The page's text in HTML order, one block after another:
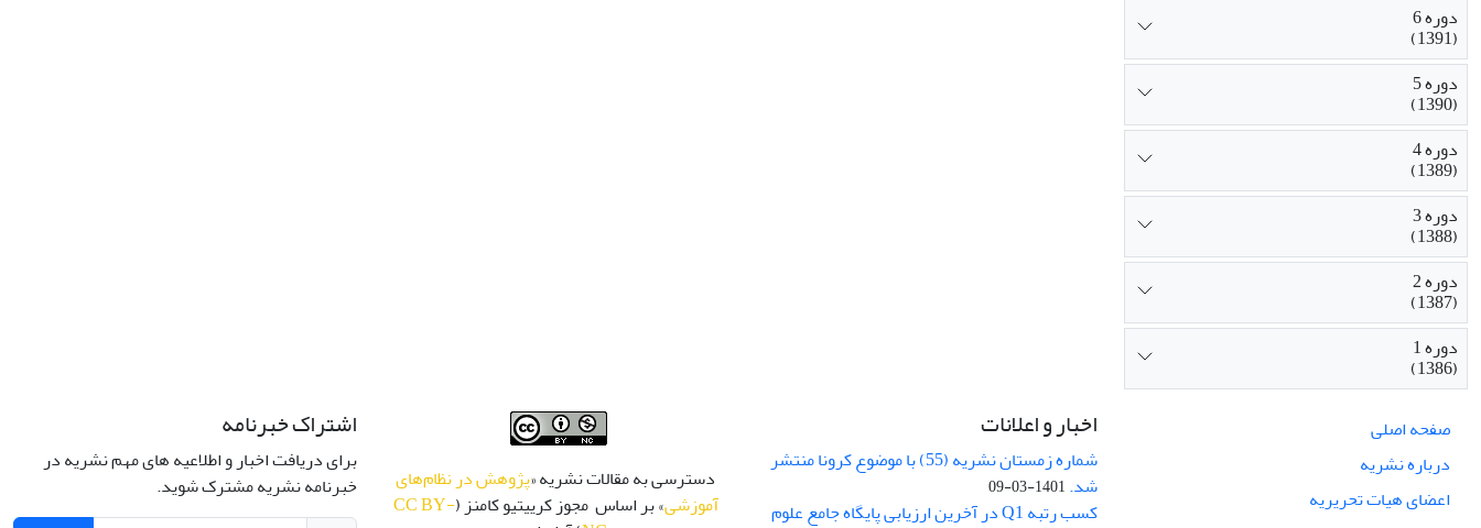
دوره 6
(1391)
دوره 5
(1390)
دوره 4
(1389)
دوره 3
(1388)
دوره 2
(1387)
دوره 1
(1386)
صفحه اصلی
درباره نشریه
اعضای هیات تحریریه
اخبار و اعلانات
شماره زمستان نشریه (55) با موضوع کرونا منتشر
شد.1401-03-09
کسب رتبه Q1 در آخرین ارزیابی پایگاه جامع علوم
دسترسی به مقالات نشریه «پژوهش در نظام‌های
آموزشی» بر اساس مجوز کرییتیو کامنز (CC BY-
اشتراک خبرنامه
برای دریافت اخبار و اطلاعیه های مهم نشریه در
خبرنامه نشریه مشترک شوید.